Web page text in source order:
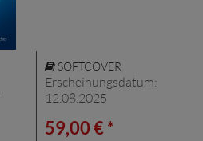
SOFTCOVER
Erscheinungsdatum:
12.08.2025
59,00 € *